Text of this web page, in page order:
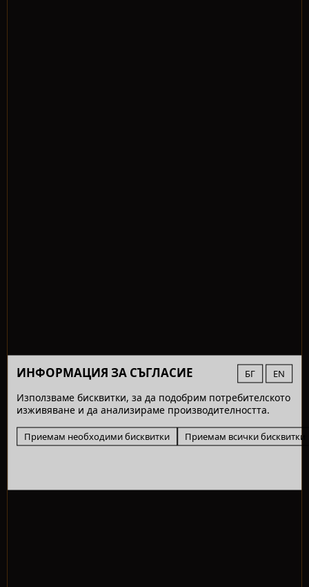
ИНФОРМАЦИЯ ЗА СЪГЛАСИЕ БГ EN
Използваме бисквитки, за да подобрим потребителското
изживяване и да анализираме производителността.
Приемам необходими бисквитки Приемам всички бисквитки